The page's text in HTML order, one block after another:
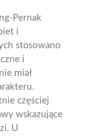
Pernak
i
stosowano
i
miał
częściej
wskazujące
U